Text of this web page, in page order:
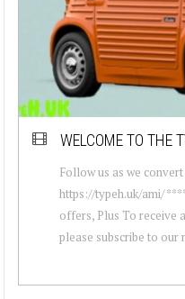
WELCOME TO THE
Follow us as we
https://typeh.uk/ami/
offers, Plus To receive
please subscribe to our